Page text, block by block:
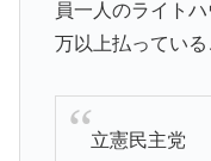
員一人のライト
万以上払っている
立憲民主党